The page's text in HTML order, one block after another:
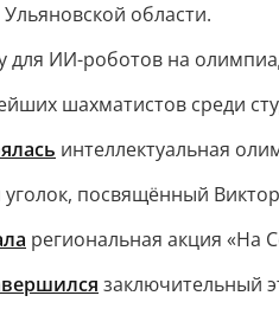
области.
для ИИ-роботов на
шахматистов среди
интеллектуальная
посвящённый
региональная акция «На
заключительный